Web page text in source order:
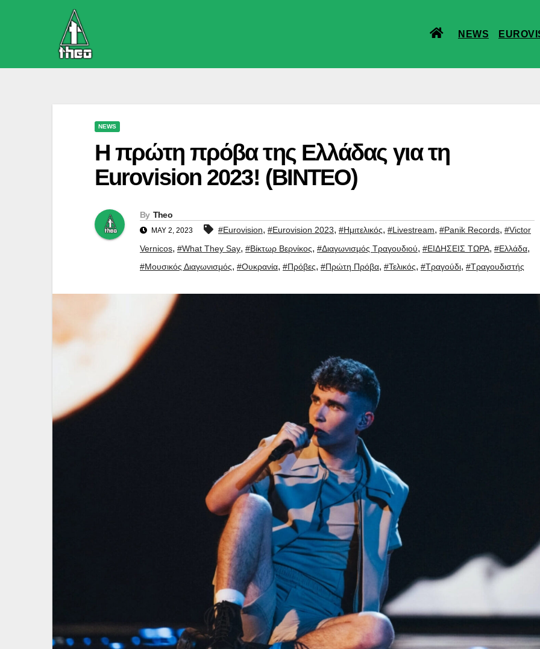
NEWS
NEWS
Η πρώτη πρόβα της Ελλάδας για τη
Eurovision 2023! (ΒΙΝΤΕΟ)
By Theo
MAY 2, 2023 #Eurovision, #Eurovision 2023, #Hμιτελικός, #Livestream, #Panik Records, #Victor
Vernicos, #What They Say, #Βίκτωρ Βερνίκος, #Διαγωνισμός Τραγουδιού, #ΕΙΔΗΣΕΙΣ ΤΩΡΑ, #Ελλάδα,
#Μουσικός Διαγωνισμός, #Ουκρανία, #Πρόβες, #Πρώτη Πρόβα, #Τελικός, #Τραγούδι, #Τραγουδιστής